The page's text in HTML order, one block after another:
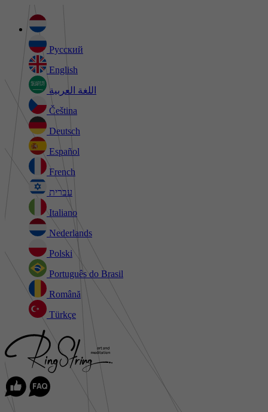
Русский
English
اللغة العربية
Čeština
Deutsch
Español
French
עברית
Italiano
Nederlands
Polski
Português do Brasil
Română
Türkçe